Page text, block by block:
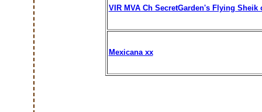
VIR MVA Ch SecretGarden's Flying Sheik
Mexicana xx